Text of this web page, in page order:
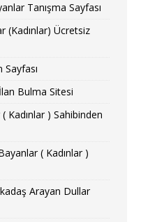
Tanışma Sayfası
(Kadınlar) Ücretsiz
Bulma Sitesi
Kadınlar ) Sahibinden
( Kadınlar )
Arayan Dullar